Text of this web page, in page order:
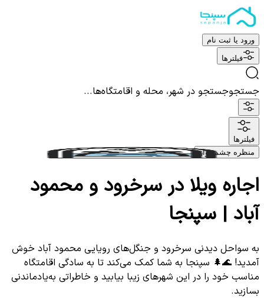
ورود یا ثبت نام
فیلترها
جستجوجستجو در شهر، محله و اقامتگاه‌ها...
فیلترها
منظره چشم نواز
اجاره ویلا در سرخرود و محمود
آباد | سپنجا
به سواحل دیدنی سرخرود و جنگل‌های رویایی محمود آباد خوش
آمدید! 🌊🌲 سپنجا به شما کمک می‌کند تا به سادگی اقامتگاه
مناسب خود را در این شهرهای زیبا بیابید و خاطراتی به‌یادماندنی
بسازید.